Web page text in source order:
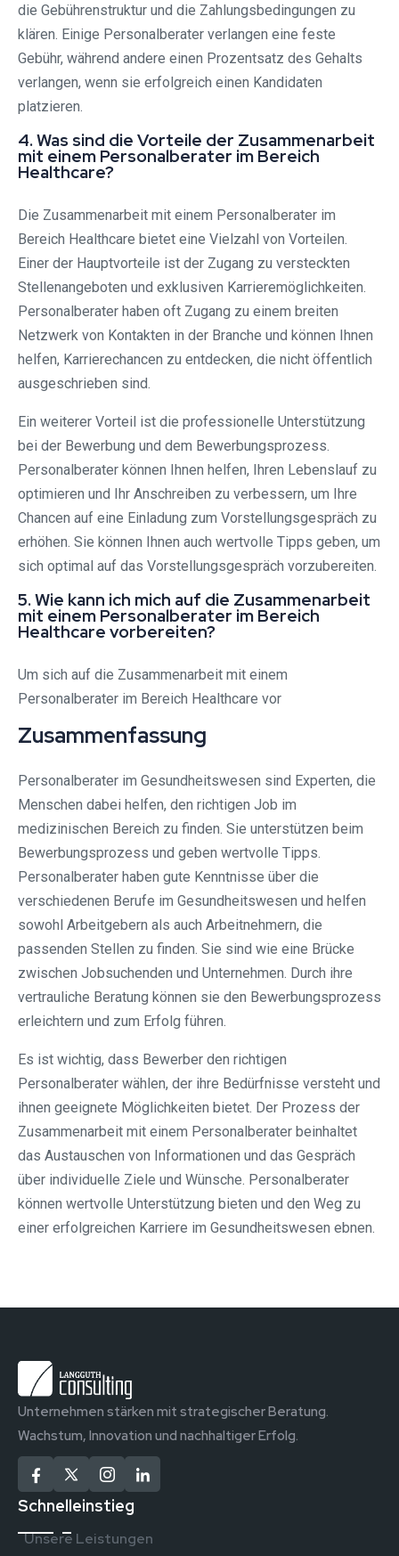
die Gebührenstruktur und die Zahlungsbedingungen zu
klären. Einige Personalberater verlangen eine feste
Gebühr, während andere einen Prozentsatz des Gehalts
verlangen, wenn sie erfolgreich einen Kandidaten
platzieren.
4. Was sind die Vorteile der Zusammenarbeit
mit einem Personalberater im Bereich
Healthcare?
Die Zusammenarbeit mit einem Personalberater im
Bereich Healthcare bietet eine Vielzahl von Vorteilen.
Einer der Hauptvorteile ist der Zugang zu versteckten
Stellenangeboten und exklusiven Karrieremöglichkeiten.
Personalberater haben oft Zugang zu einem breiten
Netzwerk von Kontakten in der Branche und können Ihnen
helfen, Karrierechancen zu entdecken, die nicht öffentlich
ausgeschrieben sind.
Ein weiterer Vorteil ist die professionelle Unterstützung
bei der Bewerbung und dem Bewerbungsprozess.
Personalberater können Ihnen helfen, Ihren Lebenslauf zu
optimieren und Ihr Anschreiben zu verbessern, um Ihre
Chancen auf eine Einladung zum Vorstellungsgespräch zu
erhöhen. Sie können Ihnen auch wertvolle Tipps geben, um
sich optimal auf das Vorstellungsgespräch vorzubereiten.
5. Wie kann ich mich auf die Zusammenarbeit
mit einem Personalberater im Bereich
Healthcare vorbereiten?
Um sich auf die Zusammenarbeit mit einem
Personalberater im Bereich Healthcare vor
Zusammenfassung
Personalberater im Gesundheitswesen sind Experten, die
Menschen dabei helfen, den richtigen Job im
medizinischen Bereich zu finden. Sie unterstützen beim
Bewerbungsprozess und geben wertvolle Tipps.
Personalberater haben gute Kenntnisse über die
verschiedenen Berufe im Gesundheitswesen und helfen
sowohl Arbeitgebern als auch Arbeitnehmern, die
passenden Stellen zu finden. Sie sind wie eine Brücke
zwischen Jobsuchenden und Unternehmen. Durch ihre
vertrauliche Beratung können sie den Bewerbungsprozess
erleichtern und zum Erfolg führen.
Es ist wichtig, dass Bewerber den richtigen
Personalberater wählen, der ihre Bedürfnisse versteht und
ihnen geeignete Möglichkeiten bietet. Der Prozess der
Zusammenarbeit mit einem Personalberater beinhaltet
das Austauschen von Informationen und das Gespräch
über individuelle Ziele und Wünsche. Personalberater
können wertvolle Unterstützung bieten und den Weg zu
einer erfolgreichen Karriere im Gesundheitswesen ebnen.
Unternehmen stärken mit strategischer Beratung.
Wachstum, Innovation und nachhaltiger Erfolg.
Schnelleinstieg
Unsere Leistungen